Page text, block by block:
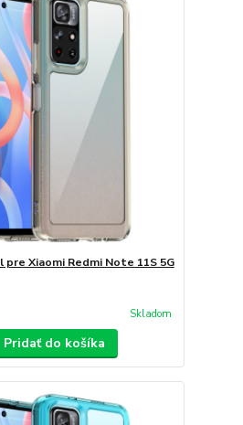
pre Xiaomi Redmi Note 11S 5G
Skladom
Pridať do košíka